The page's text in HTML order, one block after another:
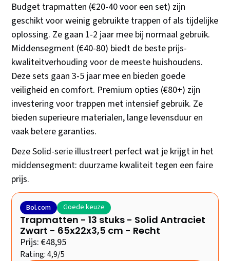
Budget trapmatten (€20-40 voor een set) zijn
geschikt voor weinig gebruikte trappen of als tijdelijke
oplossing. Ze gaan 1-2 jaar mee bij normaal gebruik.
Middensegment (€40-80) biedt de beste prijs-
kwaliteitverhouding voor de meeste huishoudens.
Deze sets gaan 3-5 jaar mee en bieden goede
veiligheid en comfort. Premium opties (€80+) zijn
investering voor trappen met intensief gebruik. Ze
bieden superieure materialen, lange levensduur en
vaak betere garanties.
Deze Solid-serie illustreert perfect wat je krijgt in het
middensegment: duurzame kwaliteit tegen een faire
prijs.
Bol.com Goede keuze
Trapmatten - 13 stuks - Solid Antraciet
Zwart - 65x22x3,5 cm - Recht
Prijs: €48,95
Rating: 4,9/5